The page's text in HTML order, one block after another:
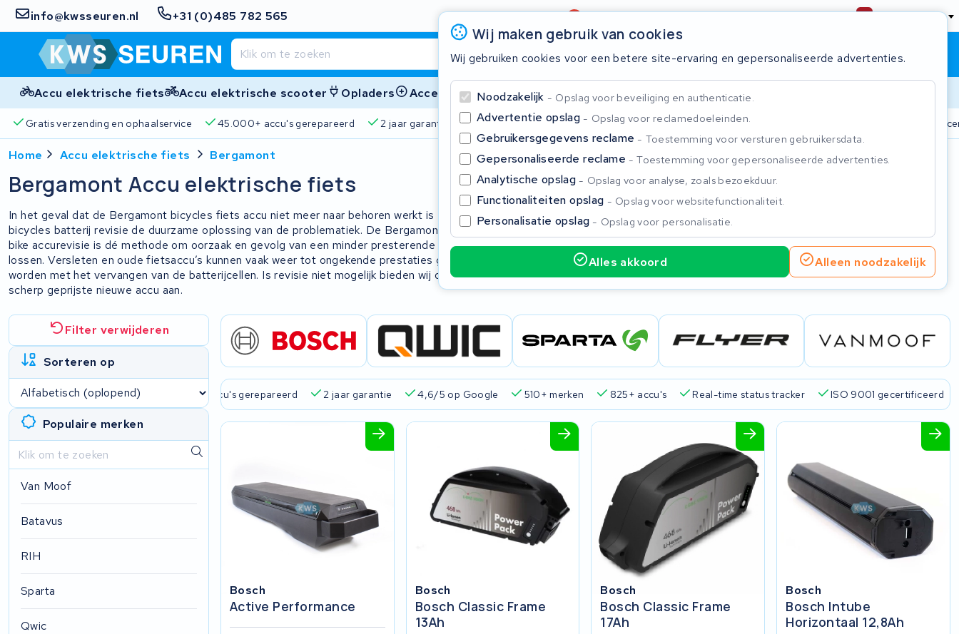
info@kwsseuren.nl +31 (0)485 782 565 Beoordeling4,6/5 Nederland
Winkelwagen Inloggen
Accu elektrische fiets Accu elektrische scooter Opladers Accessoires
Gratis verzending en ophaalservice 45.000+ accu's gerepareerd 2 jaar garantie 4,6/5 op Google 510+ merken 825+ accu's Real-time status tracker ISO 9001
Wij maken gebruik van cookies
Wij gebruiken cookies voor een betere site-ervaring en gepersonaliseerde advertenties.
Noodzakelijk Opslag voor beveiliging en authenticatie.
Advertentie opslag Opslag voor reclamedoeleinden.
Gebruikersgegevens reclame Toestemming voor versturen gebruikersdata.
Gepersonaliseerde reclame Toestemming voor gepersonaliseerde advertenties.
Analytische opslag Opslag voor analyse, zoals bezoekduur.
Functionaliteiten opslag Opslag voor websitefunctionaliteit.
Personalisatie opslag Opslag voor personalisatie.
Alles akkoord Alleen noodzakelijk
Home Accu elektrische fiets Bergamont
Bergamont Accu elektrische fiets
In het geval dat de Bergamont bicycles fiets accu niet meer naar behoren werkt is een Bergamont
bicycles batterij revisie de duurzame oplossing van de problematiek. De Bergamont bicycles E-
bike accurevisie is dé methode om oorzaak en gevolg van een minder presterende batterij op te
lossen. Versleten en oude fietsaccu’s kunnen vaak weer tot ongekende prestaties gebracht
worden met het vervangen van de batterijcellen. Is revisie niet mogelijk bieden wij ook graag een
scherp geprijste nieuwe accu aan.
Filter verwijderen
Sorteren op
Populaire merken
Van Moof
Batavus
RIH
Sparta
Qwic
en ophaalservice 45.000+ accu's gerepareerd 2 jaar garantie 4,6/5 op Google 510+ merken 825+ accu's Real-time status tracker ISO 9001 gecertificeerd
Bosch
Active Performance
Bosch
Bosch Classic Frame
13Ah
Bosch
Bosch Classic Frame
17Ah
Bosch
Bosch Intube
Horizontaal 12,8Ah
Sluiten
Begin te typen in de zoekbalk om te zoeken